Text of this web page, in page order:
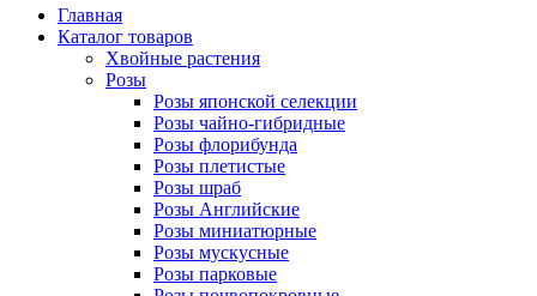
Главная
Каталог товаров
Хвойные растения
Розы
Розы японской селекции
Розы чайно-гибридные
Розы флорибунда
Розы плетистые
Розы шраб
Розы Английские
Розы миниатюрные
Розы мускусные
Розы парковые